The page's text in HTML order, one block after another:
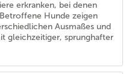
erkranken, bei denen
Hunde zeigen
Ausmaßes und
gleichzeitiger, sprunghafter